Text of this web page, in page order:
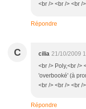
<br /> <br /> <br />
Répondre
C cilia 21/10/2009
<br /> Poly,<br />
'overbooké' (à
<br /> <br /> <br />
Répondre